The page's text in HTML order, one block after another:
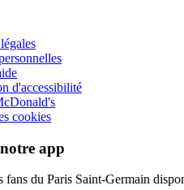
d'accessibilité
cookies
app
fans du Paris Saint-Germain